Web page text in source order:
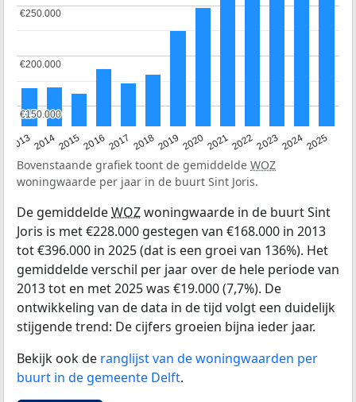
20132014201520162017 20182019 202020212022202320242025
€150.000
€150.000
€200.000
€200.000
€250.000
€250.000
Bovenstaande grafiek toont de gemiddelde WOZ
woningwaarde per jaar in de buurt Sint Joris.
De gemiddeldeWOZwoningwaarde in de buurt Sint
Joris is met €228.000 gestegen van €168.000 in 2013
tot €396.000 in 2025 (dat is een groei van 136%). Het
gemiddelde verschil per jaar over de hele periode van
2013 tot en met 2025 was €19.000 (7,7%). De
ontwikkeling van de data in de tijd volgt een duidelijk
stijgende trend: De cijfers groeien bijna ieder jaar.
Bekijk ook de ranglijst van de woningwaarden per
buurt in de gemeente Delft.